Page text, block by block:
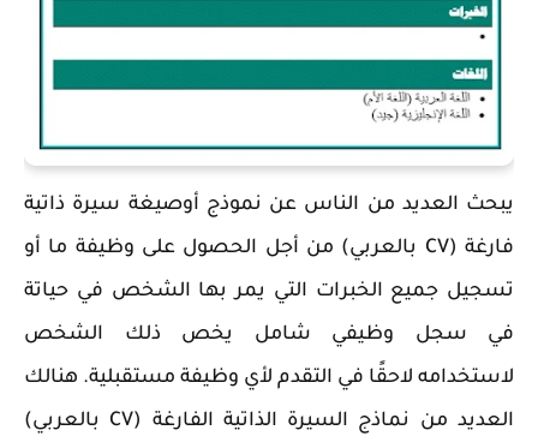
يبحث العديد من الناس عن نموذج أوصيغة سيرة ذاتية
فارغة (CV بالعربي) من أجل الحصول على وظيفة ما أو
تسجيل جميع الخبرات التي يمر بها الشخص في حياتة
في سجل وظيفي شامل يخص ذلك الشخص
لاستخدامه لاحقًا في التقدم لأي وظيفة مستقبلية. هنالك
العديد من نماذج السيرة الذاتية الفارغة (CV بالعربي)